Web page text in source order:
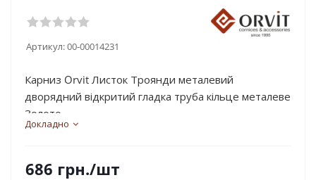
Артикул:00-00014231
Карниз Orvit Листок Троянди металевий
дворядний відкритий гладка труба кільце металеве
Золото...
Докладно
686 грн./шт